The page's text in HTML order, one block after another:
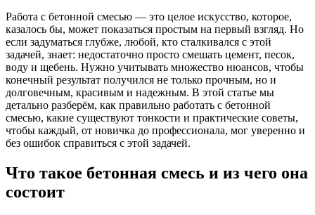
Работа с бетонной смесью — это целое искусство, которое,
казалось бы, может показаться простым на первый взгляд. Но
если задуматься глубже, любой, кто сталкивался с этой
задачей, знает: недостаточно просто смешать цемент, песок,
воду и щебень. Нужно учитывать множество нюансов, чтобы
конечный результат получился не только прочным, но и
долговечным, красивым и надежным. В этой статье мы
детально разберём, как правильно работать с бетонной
смесью, какие существуют тонкости и практические советы,
чтобы каждый, от новичка до профессионала, мог уверенно и
без ошибок справиться с этой задачей.
Что такое бетонная смесь и из чего она
состоит